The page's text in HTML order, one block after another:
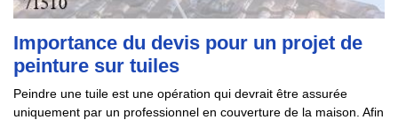
Importance du devis pour un projet de
peinture sur tuiles
Peindre une tuile est une opération qui devrait être assurée
uniquement par un professionnel en couverture de la maison. Afin